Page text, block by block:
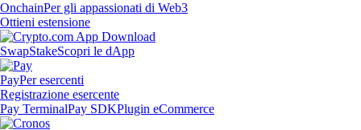
OnchainPer gli appassionati di Web3
Ottieni estensione
SwapStakeScopri le dApp
PayPer esercenti
Registrazione esercente
Pay TerminalPay SDKPlugin eCommerce